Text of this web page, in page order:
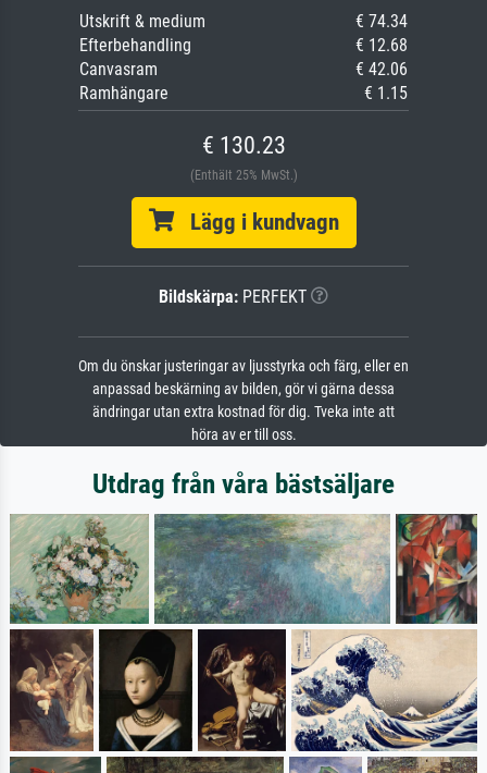
Utskrift & medium
€ 74.34
Efterbehandling
€ 12.68
Canvasram
€ 42.06
Ramhängare
€ 1.15
€ 130.23
(Enthält 25% MwSt.)
Lägg i kundvagn
Bildskärpa: PERFEKT
Om du önskar justeringar av ljusstyrka och färg, eller en
anpassad beskärning av bilden, gör vi gärna dessa
ändringar utan extra kostnad för dig. Tveka inte att
höra av er till oss.
Utdrag från våra bästsäljare